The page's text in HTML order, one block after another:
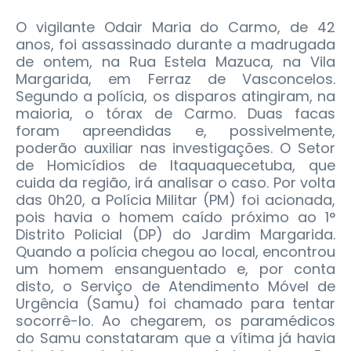
O vigilante Odair Maria do Carmo, de 42
anos, foi assassinado durante a madrugada
de ontem, na Rua Estela Mazuca, na Vila
Margarida, em Ferraz de Vasconcelos.
Segundo a polícia, os disparos atingiram, na
maioria, o tórax de Carmo. Duas facas
foram apreendidas e, possivelmente,
poderão auxiliar nas investigações. O Setor
de Homicídios de Itaquaquecetuba, que
cuida da região, irá analisar o caso. Por volta
das 0h20, a Polícia Militar (PM) foi acionada,
pois havia o homem caído próximo ao 1°
Distrito Policial (DP) do Jardim Margarida.
Quando a polícia chegou ao local, encontrou
um homem ensanguentado e, por conta
disto, o Serviço de Atendimento Móvel de
Urgência (Samu) foi chamado para tentar
socorrê-lo. Ao chegarem, os paramédicos
do Samu constataram que a vítima já havia